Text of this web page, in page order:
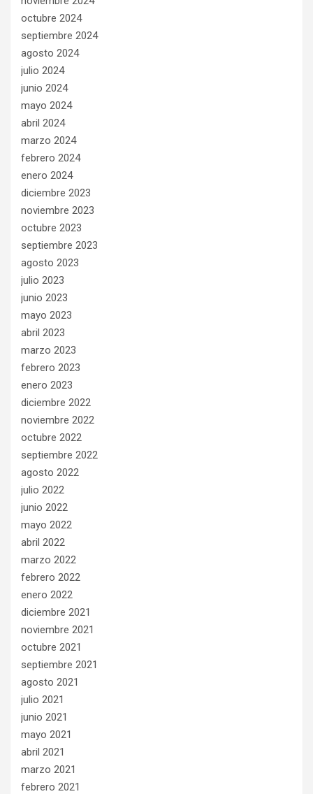
octubre 2024
septiembre 2024
agosto 2024
julio 2024
junio 2024
mayo 2024
abril 2024
marzo 2024
febrero 2024
enero 2024
diciembre 2023
noviembre 2023
octubre 2023
septiembre 2023
agosto 2023
julio 2023
junio 2023
mayo 2023
abril 2023
marzo 2023
febrero 2023
enero 2023
diciembre 2022
noviembre 2022
octubre 2022
septiembre 2022
agosto 2022
julio 2022
junio 2022
mayo 2022
abril 2022
marzo 2022
febrero 2022
enero 2022
diciembre 2021
noviembre 2021
octubre 2021
septiembre 2021
agosto 2021
julio 2021
junio 2021
mayo 2021
abril 2021
marzo 2021
febrero 2021